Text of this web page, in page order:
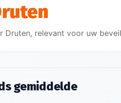
relevant voor uw
gemiddelde